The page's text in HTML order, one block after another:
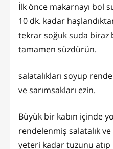
İlk önce makarnayı bol
10 dk. kadar
tekrar soğuk suda biraz
tamamen süzdürün.
salatalıkları soyup
ve sarımsakları ezin.
Büyük bir kabın içinde
rendelenmiş salatalık ve
yeteri kadar tuzunu atıp